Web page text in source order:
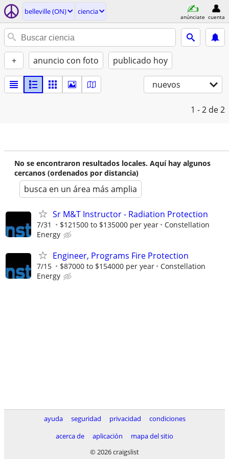
belleville (ON) ciencia
anúnciate cuenta
+ anuncio con foto publicado hoy
nuevos
1 - 2 de 2
No se encontraron resultados locales. Aquí hay algunos
cercanos (ordenados por distancia)
busca en un área más amplia
Sr M&T Instructor - Radiation Protection
7/31 $121500 to $135000 per year
Constellation
Energy
Engineer, Programs Fire Protection
7/15 $87000 to $154000 per year
Constellation
Energy
ayuda seguridad privacidad
condiciones
acerca de
aplicación
mapa del sitio
© 2026 craigslist